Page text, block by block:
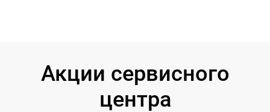
Акции сервисного
центра